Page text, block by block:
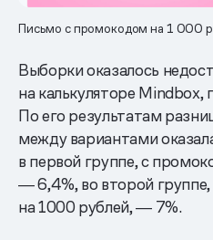
Письмо с промокодом на 1 000
Выборки оказалось
на калькуляторе
По его результатам
между вариантами
в первой группе, с
― 6,4%, во второй
на 1000 рублей, ― 7%.